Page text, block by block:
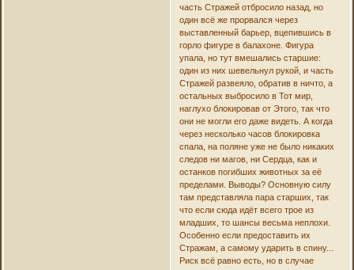
часть Стражей отбросило назад, но
один всё же прорвался через
выставленный барьер, вцепившись в
горло фигуре в балахоне. Фигура
упала, но тут вмешались старшие:
один из них шевельнул рукой, и часть
Стражей развеяло, обратив в ничто, а
остальных выбросило в Тот мир,
наглухо блокировав от Этого, так что
они не могли его даже видеть. А когда
через несколько часов блокировка
спала, на поляне уже не было никаких
следов ни магов, ни Сердца, как и
останков погибших животных за её
пределами. Выводы? Основную силу
там представляла пара старших, так
что если сюда идёт всего трое из
младших, то шансы весьма неплохи.
Особенно если предоставить их
Стражам, а самому ударить в спину...
Риск всё равно есть, но в случае